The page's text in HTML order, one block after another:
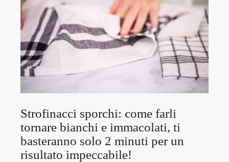
Strofinacci sporchi: come farli
tornare bianchi e immacolati, ti
basteranno solo 2 minuti per un
risultato impeccabile!